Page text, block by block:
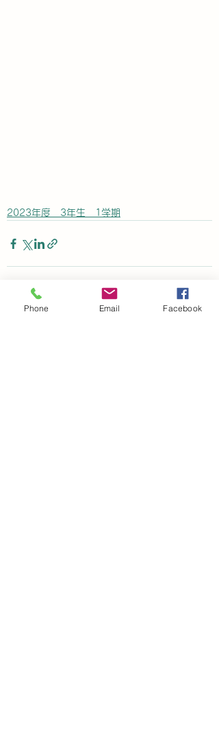
2023年度 3年生 1学期
Phone Email Facebook